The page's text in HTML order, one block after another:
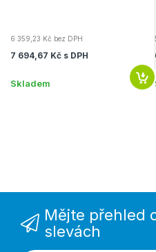
6 359,23 Kč bez DPH
7 694,67 Kč s DPH
Skladem
Mějte přehled
slevách